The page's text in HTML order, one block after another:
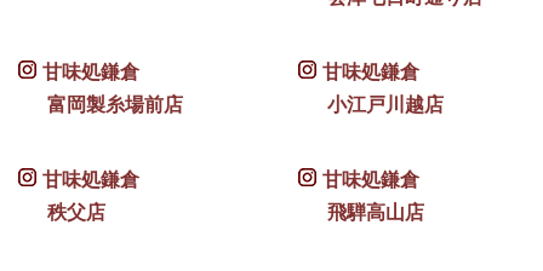
甘味処鎌倉
富岡製糸場前店
甘味処鎌倉
小江戸川越店
甘味処鎌倉
秩父店
甘味処鎌倉
飛騨高山店